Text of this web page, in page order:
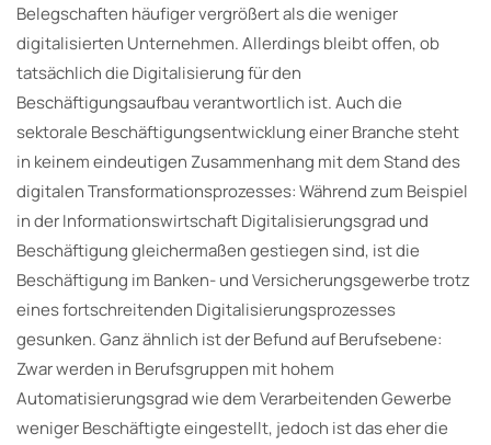
Belegschaften häufiger vergrößert als die weniger
digitalisierten Unternehmen. Allerdings bleibt offen, ob
tatsächlich die Digitalisierung für den
Beschäftigungsaufbau verantwortlich ist. Auch die
sektorale Beschäftigungsentwicklung einer Branche steht
in keinem eindeutigen Zusammenhang mit dem Stand des
digitalen Transformationsprozesses: Während zum Beispiel
in der Informationswirtschaft Digitalisierungsgrad und
Beschäftigung gleichermaßen gestiegen sind, ist die
Beschäftigung im Banken- und Versicherungsgewerbe trotz
eines fortschreitenden Digitalisierungsprozesses
gesunken. Ganz ähnlich ist der Befund auf Berufsebene:
Zwar werden in Berufsgruppen mit hohem
Automatisierungsgrad wie dem Verarbeitenden Gewerbe
weniger Beschäftigte eingestellt, jedoch ist das eher die